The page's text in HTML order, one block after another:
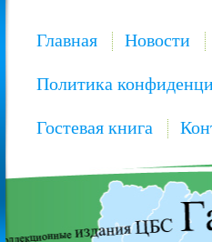
Главная Новости
Политика
Гостевая книга